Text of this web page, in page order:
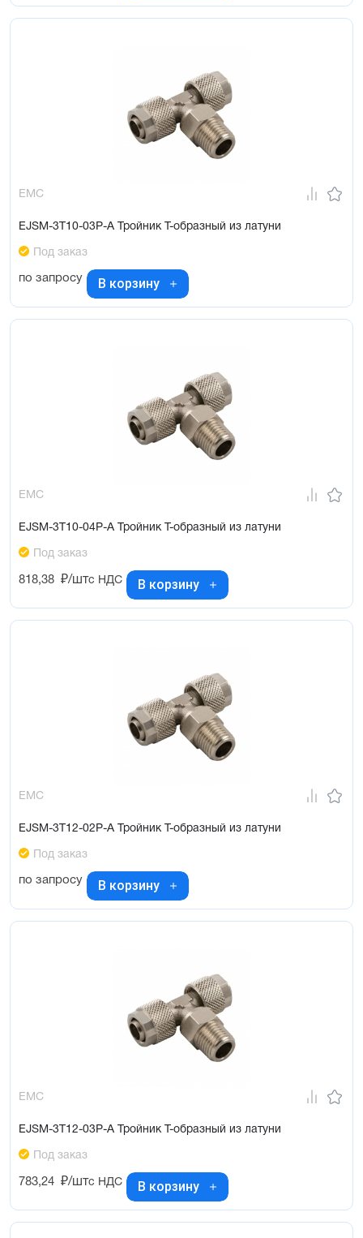
EMC
EJSM-3T10-03P-A Тройник Т-образный из латуни
Под заказ
по запросу В корзину
EMC
EJSM-3T10-04P-A Тройник Т-образный из латуни
Под заказ
818,38 ₽/штс НДС В корзину
EMC
EJSM-3T12-02P-A Тройник Т-образный из латуни
Под заказ
по запросу В корзину
EMC
EJSM-3T12-03P-A Тройник Т-образный из латуни
Под заказ
783,24 ₽/штс НДС В корзину